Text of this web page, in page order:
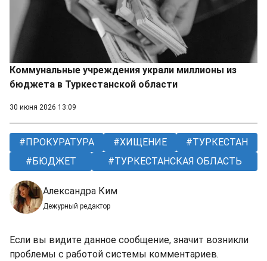
Коммунальные учреждения украли миллионы из
бюджета в Туркестанской области
30 июня 2026 13:09
ПРОКУРАТУРА ХИЩЕНИЕ
ТУРКЕСТАН
БЮДЖЕТ
ТУРКЕСТАНСКАЯ ОБЛАСТЬ
Александра Ким
Дежурный редактор
Если вы видите данное сообщение, значит возникли
проблемы с работой системы комментариев.